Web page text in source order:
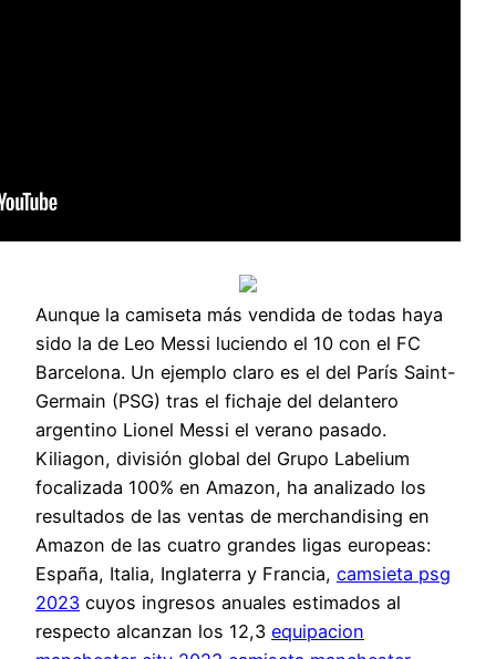
Aunque la camiseta más vendida de todas haya
sido la de Leo Messi luciendo el 10 con el FC
Barcelona. Un ejemplo claro es el del París Saint-
Germain (PSG) tras el fichaje del delantero
argentino Lionel Messi el verano pasado.
Kiliagon, división global del Grupo Labelium
focalizada 100% en Amazon, ha analizado los
resultados de las ventas de merchandising en
Amazon de las cuatro grandes ligas europeas:
España, Italia, Inglaterra y Francia, camsieta psg
2023 cuyos ingresos anuales estimados al
respecto alcanzan los 12,3 equipacion